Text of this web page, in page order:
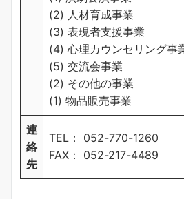
(2) 人材育成事業
(3) 表現者支援事業
(4) 心理カウンセリング事
(5) 交流会事業
(2) その他の事業
(1) 物品販売事業
連
絡
先
TEL： 052-770-1260
FAX： 052-217-4489